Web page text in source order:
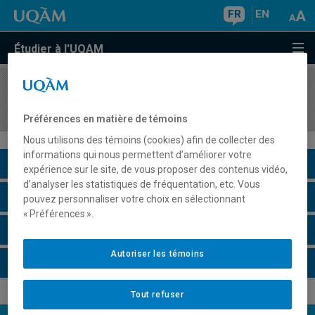
FR EN
Étudier à l'UQAM
COURS//
Description du cours
Horaire - Été 2026
Préférences en matière de témoins
Nous utilisons des témoins (cookies) afin de collecter des
informations qui nous permettent d’améliorer votre
expérience sur le site, de vous proposer des contenus vidéo,
d’analyser les statistiques de fréquentation, etc. Vous
pouvez personnaliser votre choix en sélectionnant
« Préférences ».
Tout refuser
Autoriser les témoins